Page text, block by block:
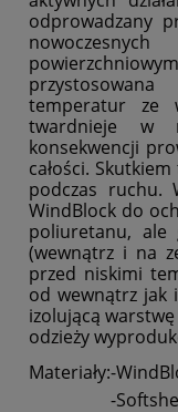
odprowadzany
temperatur ze
twardnieje w
konsekwencji
całości.
podczas ruchu.
WindBlock do
poliuretanu,
(wewnątrz i na
przed niskimi
od wewnątrz jak
izolującą
odzieży
Materiały:-
-